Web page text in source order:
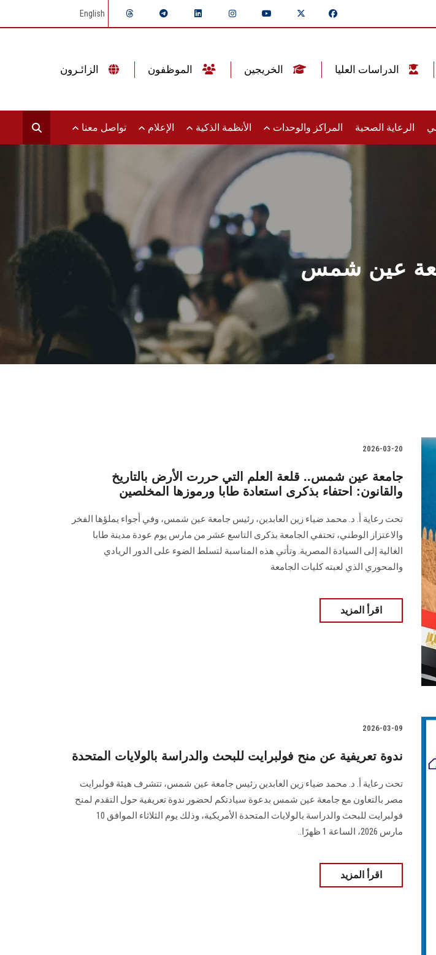
English
الرعاية الصحية المراكز والوحدات الأنظمة الذكية الإعلام تواصل معنا
عين شمس
2026-03-20
جامعة عين شمس.. قلعة العلم التي حررت الأرض بالتاريخ
والقانون: احتفاء بذكرى استعادة طابا ورموزها المخلصين
تحت رعاية أ. د. محمد ضياء زين العابدين، رئيس جامعة عين شمس، وفي أجواء يملؤها الفخر
والاعتزاز الوطني، تحتفي الجامعة بذكرى التاسع عشر من مارس يوم عودة مدينة طابا
الغالية إلى السيادة المصرية. وتأتي هذه المناسبة لتسلط الضوء على الدور الريادي
والمحوري الذي لعبته كليات الجامعة
اقرأ المزيد
2026-03-09
ندوة تعريفية عن منح فولبرايت للبحث والدراسة بالولايات المتحدة
تحت رعاية أ. د. محمد ضياء زين العابدين رئيس جامعة عين شمس، تتشرف هيئة فولبرايت
مصر بالتعاون مع جامعة عين شمس بدعوة سيادتكم لحضور ندوة تعريفية حول التقدم لمنح
فولبرايت للبحث والدراسة بالولايات المتحدة الأمريكية، وذلك يوم الثلاثاء الموافق 10
مارس 2026، الساعة 1 ظهرًا..
اقرأ المزيد